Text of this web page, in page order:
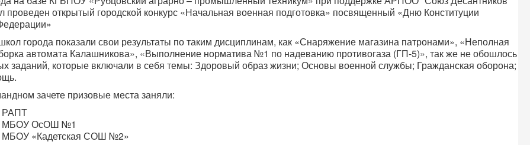
проведен открытый городской конкурс «Начальная военная подготовка» посвященный «Дню Конституции
города показали свои результаты по таким дисциплинам, как «Снаряжение магазина патронами», «Неполная
автомата Калашникова», «Выполнение норматива №1 по надеванию противогаза (ГП-5)», так же не обошлось
заданий, которые включали в себя темы: Здоровый образ жизни; Основы военной службы; Гражданская оборона;
зачете призовые места заняли:
РАПТ
МБОУ ОсОШ №1
МБОУ «Кадетская СОШ №2»